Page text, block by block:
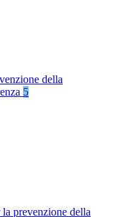
della
5
prevenzione della